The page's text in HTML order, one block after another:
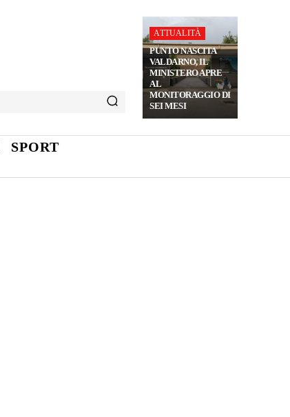
ATTUALITÀ
PUNTO NASCITA
VALDARNO, IL
MINISTERO APRE
AL
MONITORAGGIO DI
SEI MESI
SPORT